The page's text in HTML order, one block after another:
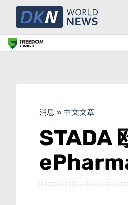
消息 » 中文文章
STADA